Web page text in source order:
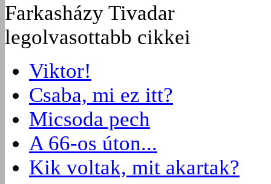
Farkasházy Tivadar
legolvasottabb cikkei
Viktor!
Csaba, mi ez itt?
Micsoda pech
A 66-os úton...
Kik voltak, mit akartak?